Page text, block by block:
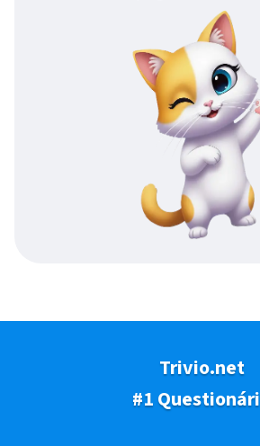
Trivio.net
#1